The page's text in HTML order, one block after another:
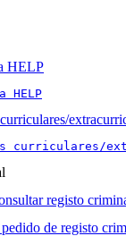
HELP
HELP
curriculares/
registo
de registo